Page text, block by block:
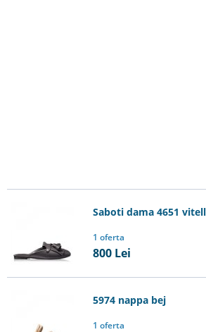
Saboti dama 4651
1 oferta
800 Lei
5974 nappa bej
1 oferta